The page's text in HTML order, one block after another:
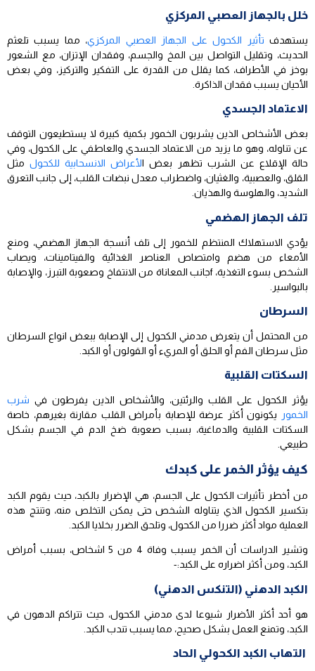
خلل بالجهاز العصبي المركزي
يستهدفتأثير الكحول على الجهاز العصبي المركزي، مما يسبب تلعثم
الحديث، وتقليل التواصل بين المخ والجسم، وفقدان الإتزان، مع الشعور
بوخز في الأطراف، كما يقلل من القدرة على التفكير والتركيز، وفي بعض
الأحيان يسبب فقدان الذاكرة.
الاعتماد الجسدي
بعض الأشخاص الذين يشربون الخمور بكمية كبيرة لا يستطيعون التوقف
عن تناوله، وهو ما يزيد من الاعتماد الجسدي والعاطفي على الكحول، وفي
حالة الإقلاع عن الشرب تظهر بعض الأعراض الانسحابية للكحولمثل
القلق، والعصبية، والغثيان، واضطراب معدل نبضات القلب، إلى جانب التعرق
الشديد، والهلوسة والهذيان.
تلف الجهاز الهضمي
يؤدي الاستهلاك المنتظم للخمور إلى تلف أنسجة الجهاز الهضمي، ومنع
الأمعاء من هضم وامتصاص العناصر الغذائية والفيتامينات، ويصاب
الشخص بسوء التغذية، fجانب المعاناة من الانتفاخ وصعوبة التبرز، والإصابة
بالبواسير.
السرطان
من المحتمل أن يتعرض مدمني الكحول إلى الإصابة ببعض انواع السرطان
مثل سرطان الفم أو الحلق أو المريء أو القولون أو الكبد.
السكتات القلبية
يؤثر الكحول على القلب والرئتين، والأشخاص الذين يفرطون في شرب
الخمور
يكونون أكثر عرضة للإصابة بأمراض القلب مقارنة بغيرهم، خاصة
السكتات القلبية والدماغية، بسبب صعوبة ضخ الدم في الجسم بشكل
طبيعي.
كيف يؤثر الخمر على كبدك
من أخطر تأثيرات الكحول على الجسم، هي الإضرار بالكبد، حيث يقوم الكبد
بتكسير الكحول الذي يتناوله الشخص حتى يمكن التخلص منه، وتنتج هذه
العملية مواد أكثر ضررا من الكحول، وتلحق الضرر بخلايا الكبد.
وتشير الدراسات أن الخمر يسبب وفاة 4 من 5 اشخاص، بسبب أمراض
الكبد، ومن أكثر اضراره على الكبد:-
الكبد الدهني (التنكس الدهني)
هو أحد أكثر الأضرار شيوعا لدى مدمني الكحول، حيث تتراكم الدهون في
الكبد، وتمنع العمل بشكل صحيح، مما يسبب تندب الكبد.
التهاب الكبد الكحولي الحاد